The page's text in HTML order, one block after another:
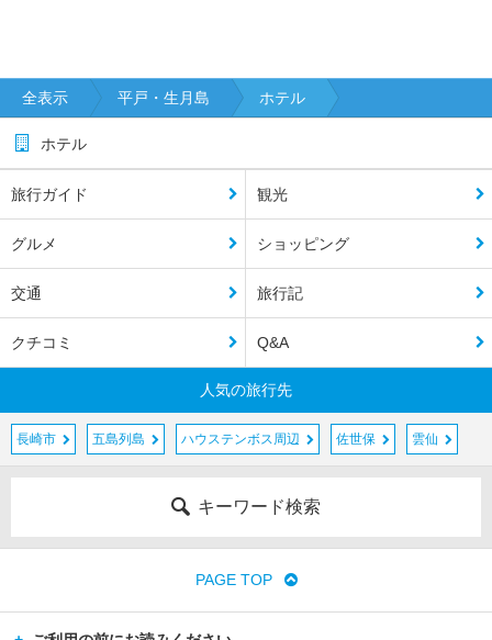
全表示 平戸・生月島 ホテル
ホテル
旅行ガイド 観光
グルメ ショッピング
交通 旅行記
クチコミ Q&A
人気の旅行先
長崎市 五島列島 ハウステンボス周辺 佐世保 雲仙
キーワード検索
PAGE TOP